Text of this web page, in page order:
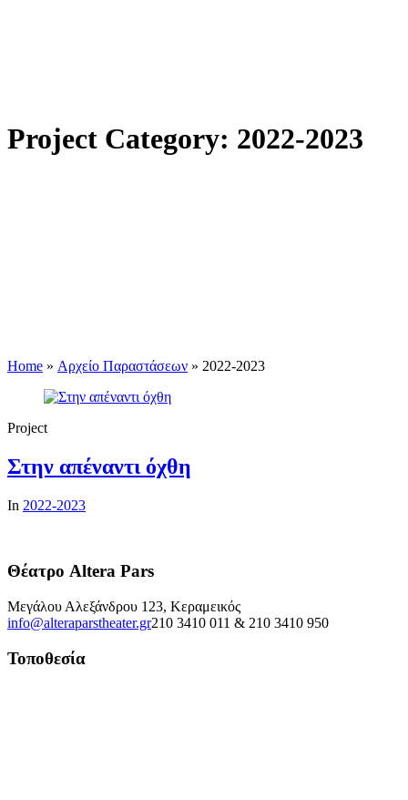
Project Category: 2022-2023
Home » Αρχείο Παραστάσεων » 2022-2023
Project
Στην απέναντι όχθη
In 2022-2023
Θέατρο Altera Pars
Μεγάλου Αλεξάνδρου 123, Κεραμεικός
info@alteraparstheater.gr210 3410 011 & 210 3410 950
Τοποθεσία